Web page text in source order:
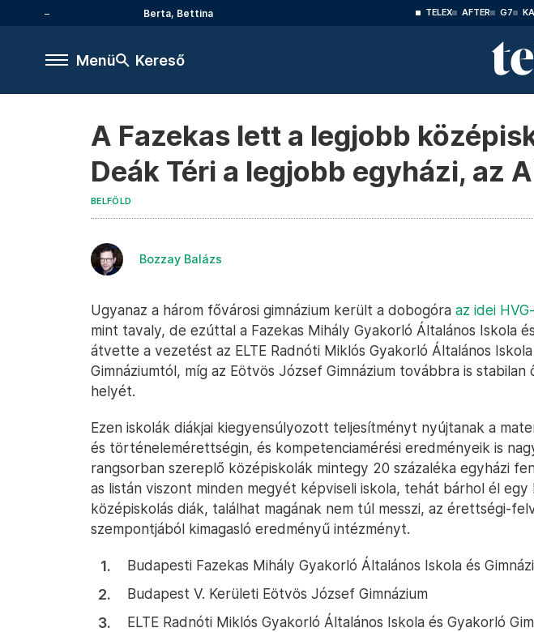
Berta, Bettina TELEX AFTER G7
Menü Kereső
A Fazekas lett a legjobb
Deák Téri a legjobb egyházi, az
BELFÖLD
Bozzay Balázs
Ugyanaz a három fővárosi gimnázium került a dobogóra az idei
mint tavaly, de ezúttal a Fazekas Mihály Gyakorló Általános Iskola
átvette a vezetést az ELTE Radnóti Miklós Gyakorló Általános
Gimnáziumtól, míg az Eötvös József Gimnázium továbbra is stabilan
helyét.
Ezen iskolák diákjai kiegyensúlyozott teljesítményt nyújtanak a
és történelemérettségin, és kompetenciamérési eredményeik is
rangsorban szereplő középiskolák mintegy 20 százaléka egyházi
as listán viszont minden megyét képviseli iskola, tehát bárhol él egy
középiskolás diák, találhat magának nem túl messzi, az érettségi-
szempontjából kimagasló eredményű intézményt.
Budapesti Fazekas Mihály Gyakorló Általános Iskola és
Budapest V. Kerületi Eötvös József Gimnázium
ELTE Radnóti Miklós Gyakorló Általános Iskola és Gyakorló